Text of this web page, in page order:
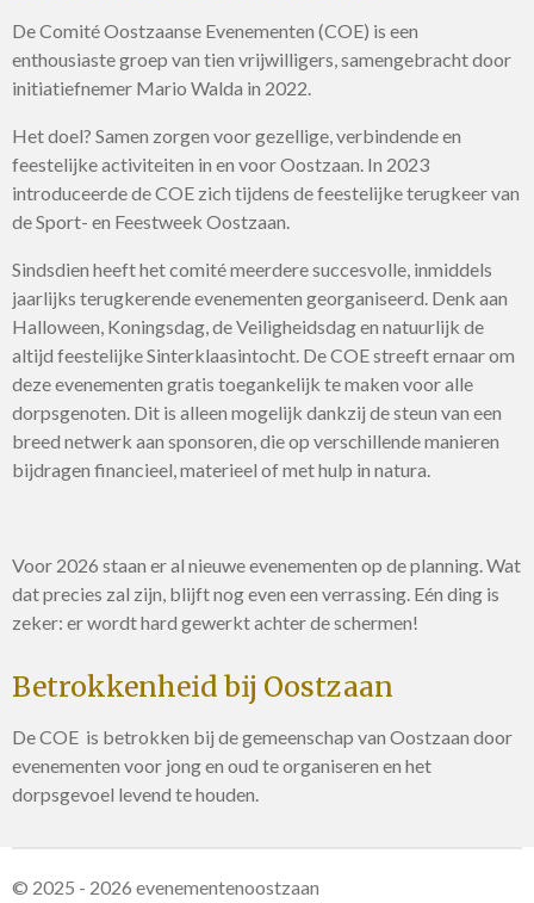
De Comité Oostzaanse Evenementen (COE) is een
enthousiaste groep van tien vrijwilligers, samengebracht door
initiatiefnemer Mario Walda in 2022.
Het doel? Samen zorgen voor gezellige, verbindende en
feestelijke activiteiten in en voor Oostzaan. In 2023
introduceerde de COE zich tijdens de feestelijke terugkeer van
de Sport- en Feestweek Oostzaan.
Sindsdien heeft het comité meerdere succesvolle, inmiddels
jaarlijks terugkerende evenementen georganiseerd. Denk aan
Halloween, Koningsdag, de Veiligheidsdag en natuurlijk de
altijd feestelijke Sinterklaasintocht. De COE streeft ernaar om
deze evenementen gratis toegankelijk te maken voor alle
dorpsgenoten. Dit is alleen mogelijk dankzij de steun van een
breed netwerk aan sponsoren, die op verschillende manieren
bijdragen financieel, materieel of met hulp in natura.
Voor 2026 staan er al nieuwe evenementen op de planning. Wat
dat precies zal zijn, blijft nog even een verrassing. Eén ding is
zeker: er wordt hard gewerkt achter de schermen!
Betrokkenheid bij Oostzaan
De COE is betrokken bij de gemeenschap van Oostzaan door
evenementen voor jong en oud te organiseren en het
dorpsgevoel levend te houden.
© 2025 - 2026 evenementenoostzaan